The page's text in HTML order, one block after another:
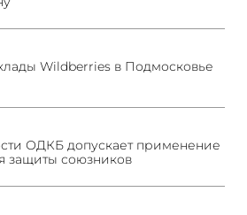
Wildberries в Подмосковье
ОДКБ допускает применение
защиты союзников